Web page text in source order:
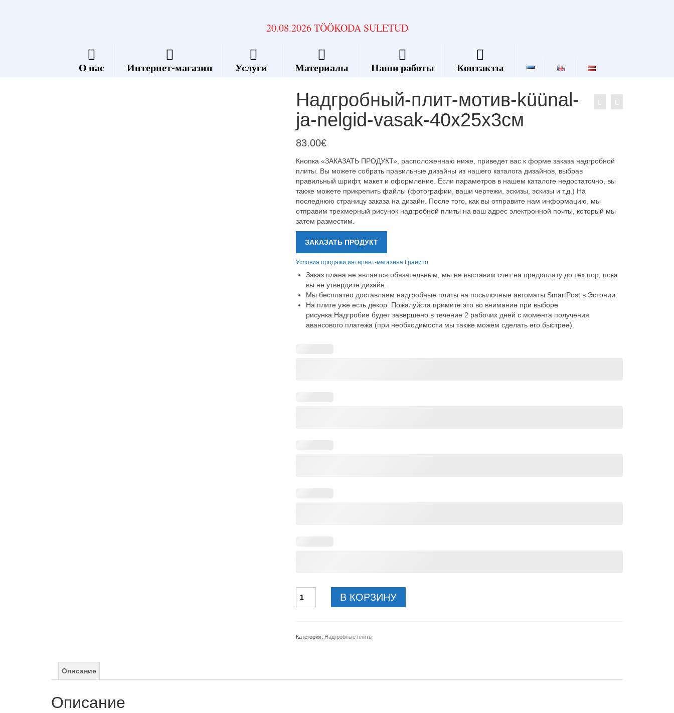
20.08.2026 TÖÖKODA SULETUD
О нас Интернет-магазин Услуги Материалы Наши работы Контакты
Надгробный-плит-мотив-küünal-
ja-nelgid-vasak-40x25x3см
83.00€
Кнопка «ЗАКАЗАТЬ ПРОДУКТ», расположеннаю ниже, приведет вас к форме заказа надгробной
плиты. Вы можете собрать правильные дизайны из нашего каталога дизайнов, выбрав
правильный шрифт, макет и оформление. Если параметров в нашем каталоге недостаточно, вы
также можете прикрепить файлы (фотографии, ваши чертежи, эскизы, эскизы и т.д.) На
последнюю страницу заказа на дизайн. После того, как вы отправите нам информацию, мы
отправим трехмерный рисунок надгробной плиты на ваш адрес электронной почты, который мы
затем разместим.
ЗАКАЗАТЬ ПРОДУКТ
Условия продажи интернет-магазина Гранито
Заказ плана не является обязательным, мы не выставим счет на предоплату до тех пор, пока
вы не утвердите дизайн.
Мы бесплатно доставляем надгробные плиты на посылочные автоматы SmartPost в Эстонии.
На плите уже есть декор. Пожалуйста примите это во внимание при выборе
рисунка.Надгробие будет завершено в течение 2 рабочих дней с момента получения
авансового платежа (при необходимости мы также можем сделать его быстрее).
товара
küünal-
40x25x3см
В КОРЗИНУ
Категория: Надгробные плиты
Описание
Описание